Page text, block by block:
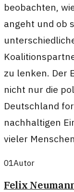
beobachten,
angeht und ob
zu lenken. Der
nicht nur die
Deutschland
nachhaltigen
vieler
01Autor
Felix